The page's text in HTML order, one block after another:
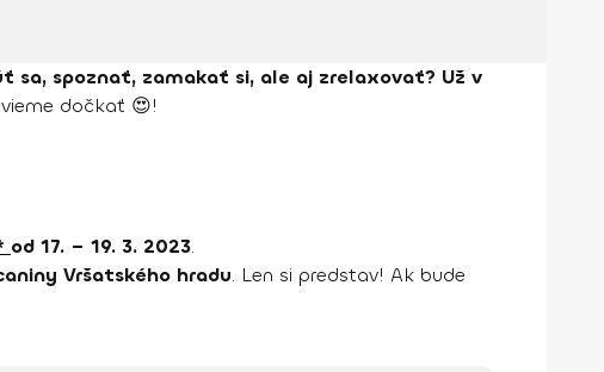
sa, spoznať, zamakať si, ale aj zrelaxovať? Už v
dočkať 😍!
od 17. – 19. 3. 2023.
Vršatského hradu. Len si predstav! Ak bude